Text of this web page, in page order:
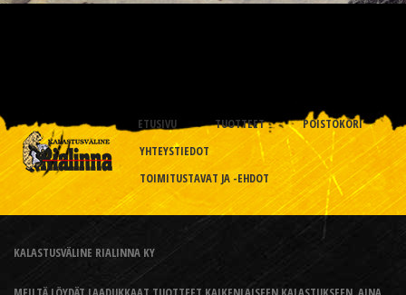
ETUSIVU TUOTTEET
POISTOKORI
YHTEYSTIEDOT
TOIMITUSTAVAT JA -EHDOT
KALASTUSVÄLINE RIALINNA KY